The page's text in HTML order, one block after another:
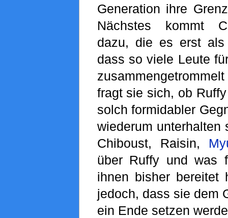
Generation ihre
Nächstes kommt
dazu, die es erst als
dass so viele Leute
fragt sie sich, ob
solch formidabler
wiederum unterhalten
Chiboust, Raisin,
über Ruffy und was
ihnen bisher bereitet
jedoch, dass sie dem
ein Ende setzen